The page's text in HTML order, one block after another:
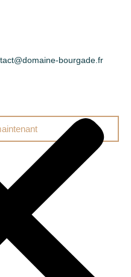
bourgade.fr